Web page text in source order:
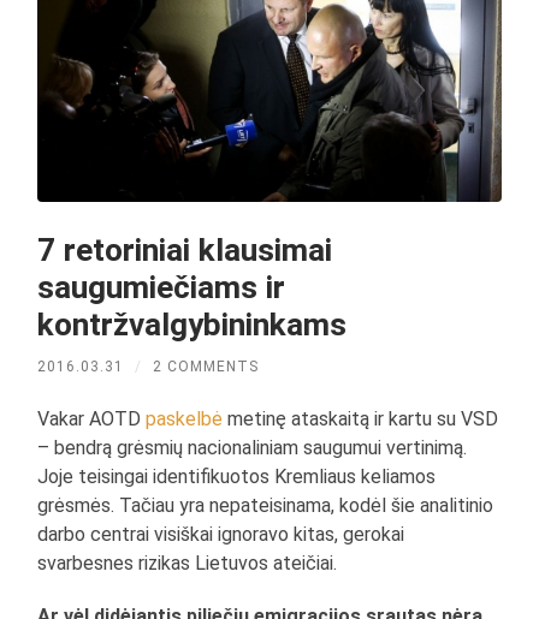
7 retoriniai klausimai
saugumiečiams ir
kontržvalgybininkams
2016.03.31 / 2 COMMENTS
Vakar AOTDpaskelbė metinę ataskaitą ir kartu su VSD
– bendrą grėsmių nacionaliniam saugumui vertinimą.
Joje teisingai identifikuotos Kremliaus keliamos
grėsmės. Tačiau yra nepateisinama, kodėl šie analitinio
darbo centrai visiškai ignoravo kitas, gerokai
svarbesnes rizikas Lietuvos ateičiai.